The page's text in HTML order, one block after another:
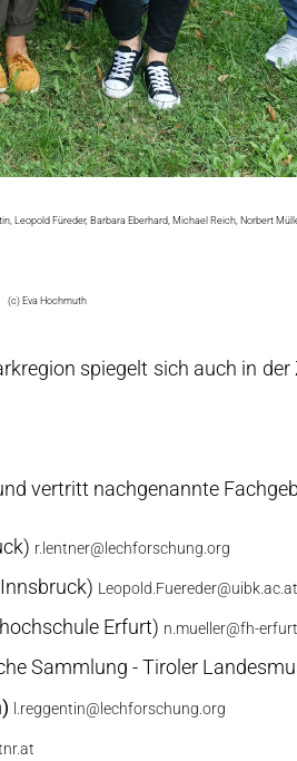
Leopold Füreder, Barbara Eberhard, Michael Reich, Norbert
(c) Eva Hochmuth
spiegelt sich auch in
vertritt nachgenannte
r.lentner@lechforschung.org
Leopold.Fuereder@uibk.ac.at
Erfurt) n.mueller@fh-
Sammlung - Tiroler
l.reggentin@lechforschung.org